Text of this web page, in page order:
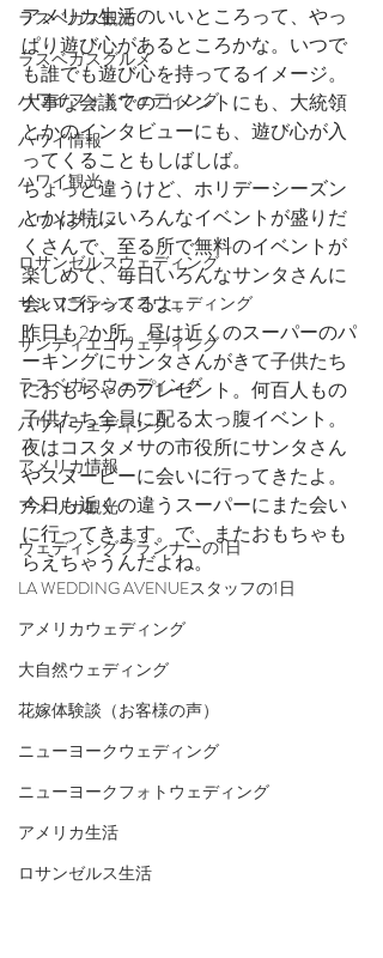
ラスベガス観光
ラスベガスグルメ
ハワイフォトウェディング
ハワイ情報
ハワイ観光
ハワイグルメ
ロサンゼルスウェディング
サンフランシスコウェディング
サンディエゴウェディング
ラスベガスウェディング
ハワイウェディング
アメリカ情報
アメリカ観光
ウェディングプランナーの1日
LA WEDDING AVENUEスタッフの1日
アメリカウェディング
大自然ウェディング
花嫁体験談（お客様の声）
ニューヨークウェディング
ニューヨークフォトウェディング
アメリカ生活
ロサンゼルス生活
アメリカ生活のいいところって、やっ
ぱり遊び心があるところかな。いつで
も誰でも遊び心を持ってるイメージ。
大事な会議でのコメントにも、大統領
とかのインタビューにも、遊び心が入
ってくることもしばしば。
ちょっと違うけど、ホリデーシーズン
とかは特にいろんなイベントが盛りだ
くさんで、至る所で無料のイベントが
楽しめて、毎日いろんなサンタさんに
会いに行ってるよ。
昨日も2か所。昼は近くのスーパーのパ
ーキングにサンタさんがきて子供たち
におもちゃのプレゼント。何百人もの
子供たち全員に配る太っ腹イベント。
夜はコスタメサの市役所にサンタさん
やスヌーピーに会いに行ってきたよ。
今日も近くの違うスーパーにまた会い
に行ってきます。で、またおもちゃも
らえちゃうんだよね。